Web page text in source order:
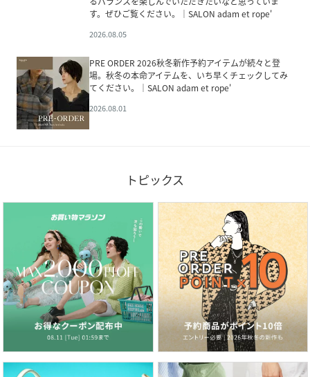
す。ぜひご覧ください。｜SALON adam et rope'
2026.08.05
PRE ORDER 2026秋冬新作予約アイテムが続々と登
場。秋冬の本命アイテムを、いち早くチェックしてみ
てください。｜SALON adam et rope'
2026.08.01
トピックス